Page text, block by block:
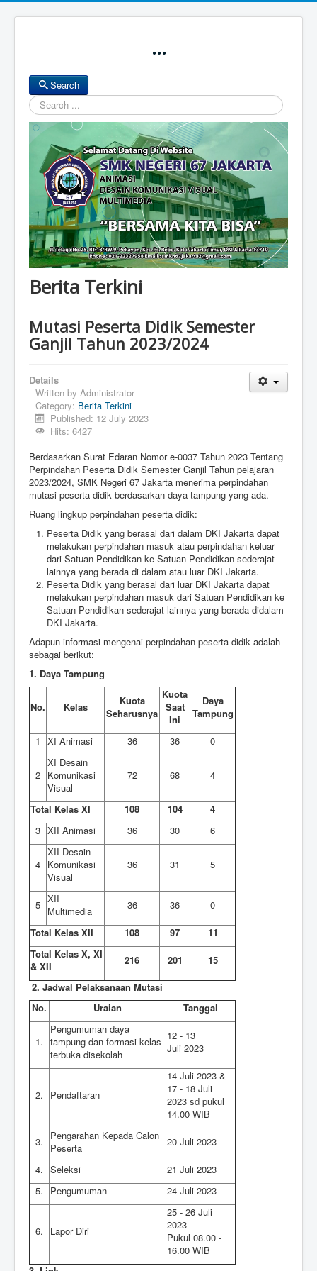
...
Search
Berita Terkini
Mutasi Peserta Didik Semester
Ganjil Tahun 2023/2024
Details
Written by Administrator
Category: Berita Terkini
Published: 12 July 2023
Hits: 6427
Berdasarkan Surat Edaran Nomor e-0037 Tahun 2023 Tentang
Perpindahan Peserta Didik Semester Ganjil Tahun pelajaran
2023/2024, SMK Negeri 67 Jakarta menerima perpindahan
mutasi peserta didik berdasarkan daya tampung yang ada.
Ruang lingkup perpindahan peserta didik:
Peserta Didik yang berasal dari dalam DKI Jakarta dapat
melakukan perpindahan masuk atau perpindahan keluar
dari Satuan Pendidikan ke Satuan Pendidikan sederajat
lainnya yang berada di dalam atau luar DKI Jakarta.
Peserta Didik yang berasal dari luar DKI Jakarta dapat
melakukan perpindahan masuk dari Satuan Pendidikan ke
Satuan Pendidikan sederajat lainnya yang berada didalam
DKI Jakarta.
Adapun informasi mengenai perpindahan peserta didik adalah
sebagai berikut:
1. Daya Tampung
No. Kelas
Kuota
Seharusnya
Kuota
Saat
Ini
Daya
Tampung
1 XI Animasi 36 36 0
2
XI Desain
Komunikasi
Visual
72 68 4
Total Kelas XI 108 104
4
3 XII Animasi 36 30 6
4
XII Desain
Komunikasi
Visual
36 31 5
5 XII
Multimedia
36 36 0
Total Kelas XII 108 97
11
Total Kelas X, XI
& XII
216 201
15
2. Jadwal Pelaksanaan Mutasi
No.
Uraian Tanggal
1.
Pengumuman daya
tampung dan formasi kelas
terbuka disekolah
12 - 13
Juli 2023
2. Pendaftaran
14 Juli 2023 &
17 - 18 Juli
2023 sd pukul
14.00 WIB
3.
Pengarahan Kepada Calon
Peserta
20 Juli 2023
4. Seleksi
21 Juli 2023
5.
Pengumuman 24 Juli 2023
6. Lapor Diri
25 - 26 Juli
2023
Pukul 08.00 -
16.00 WIB